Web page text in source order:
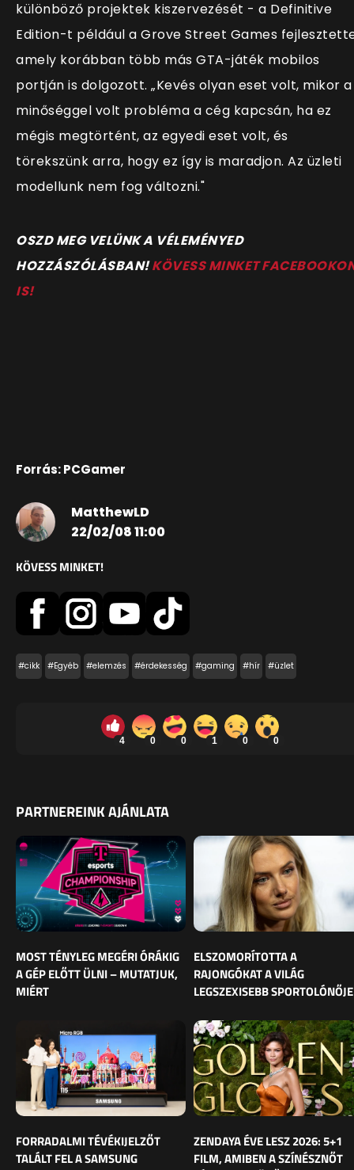
különböző projektek kiszervezését - a Definitive
Edition-t például a Grove Street Games
amely korábban több más GTA-játék mobilos
portján is dolgozott. „Kevés olyan eset volt, mikor a
minőséggel volt probléma a cég kapcsán, ha ez
mégis megtörtént, az egyedi eset volt, és
törekszünk arra, hogy ez így is maradjon. Az üzleti
modellunk nem fog változni."
OSZD MEG VELÜNK A VÉLEMÉNYED
HOZZÁSZÓLÁSBAN!KÖVESS MINKET
IS!
Forrás: PCGamer
MatthewLD
22/02/08 11:00
KÖVESS MINKET!
#cikk #Egyéb #elemzés #érdekesség #gaming #hír #üzlet
4 0 0 1 0 0
PARTNEREINK AJÁNLATA
MOST TÉNYLEG MEGÉRI ÓRÁKIG
A GÉP ELŐTT ÜLNI – MUTATJUK,
MIÉRT
ELSZOMORÍTOTTA A
RAJONGÓKAT A VILÁG
LEGSZEXISEBB SPORTOLÓNŐJE
FORRADALMI TÉVÉKIJELZŐT
TALÁLT FEL A SAMSUNG
ZENDAYA ÉVE LESZ 2026: 5+1
FILM, AMIBEN A SZÍNÉSZNŐT